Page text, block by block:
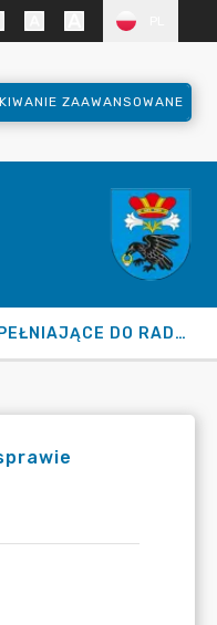
ZAAWANSOWANE
WYBORY UZUPEŁNIAJĄCE DO RADY GMINY 2026